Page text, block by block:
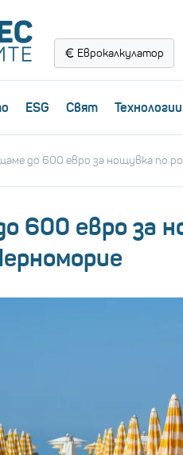
Еврокалкулатор
ESG Свят Технологии
до 600 евро за нощувка по
600 евро за